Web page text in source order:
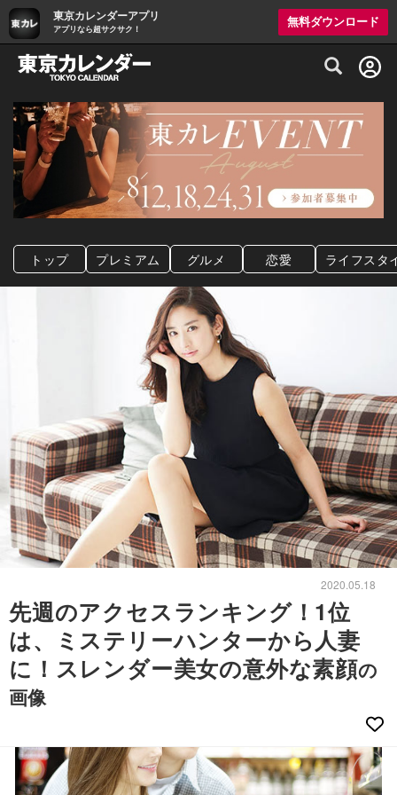
東京カレンダーアプリ
アプリなら超サクサク！
無料ダウンロード
グルメ情報・プレミアムレストラン予約
トップ プレミアム グルメ 恋愛 ライフスタ
2020.05.18
先週のアクセスランキング！1位
は、ミステリーハンターから人妻
に！スレンダー美女の意外な素顔の
画像